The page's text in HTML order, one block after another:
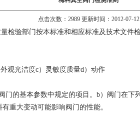
点击次数：2989 更新时间：2012-07-12
验部门按本标准和相应标准及技术文件
光洁度c）灵敏度质量d）动作
的基本参数中规定的项目。b）阀门在下
重大变动可能影响阀门的性能。